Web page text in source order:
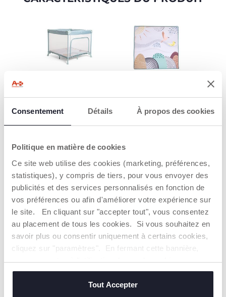
Consentement Détails À propos des cookies
Politique en matière de cookies
Ce site web utilise des cookies (marketing, préférences,
statistiques), y compris de tiers, pour vous envoyer des
publicités et des services personnalisés en fonction de
vos préférences ou afin d'améliorer votre expérience sur
le site. En cliquant sur "accepter tout", vous consentez
au placement de tous les cookies. Si vous souhaitez en
savoir plus ou consentir uniquement à certains cookies,
cliquez sur "paramètres". En fermant cette bannière,
vous consentez à l'utilisation des seuls cookies
techniques, qui sont essentiels au service demandé.
Tout Accepter
Le parc Open Playpen
accompagner bébé
développement de sa
fermeture zippée
latérale lui permet
d’entrer et de sortir en
toute autonomie,
tandis que les
poignées latérales
l’aident à se lever
facilement.
AMUSANT
colorés pour divertir
tapis est amovible et
peut également être
utilisé seul au sol.